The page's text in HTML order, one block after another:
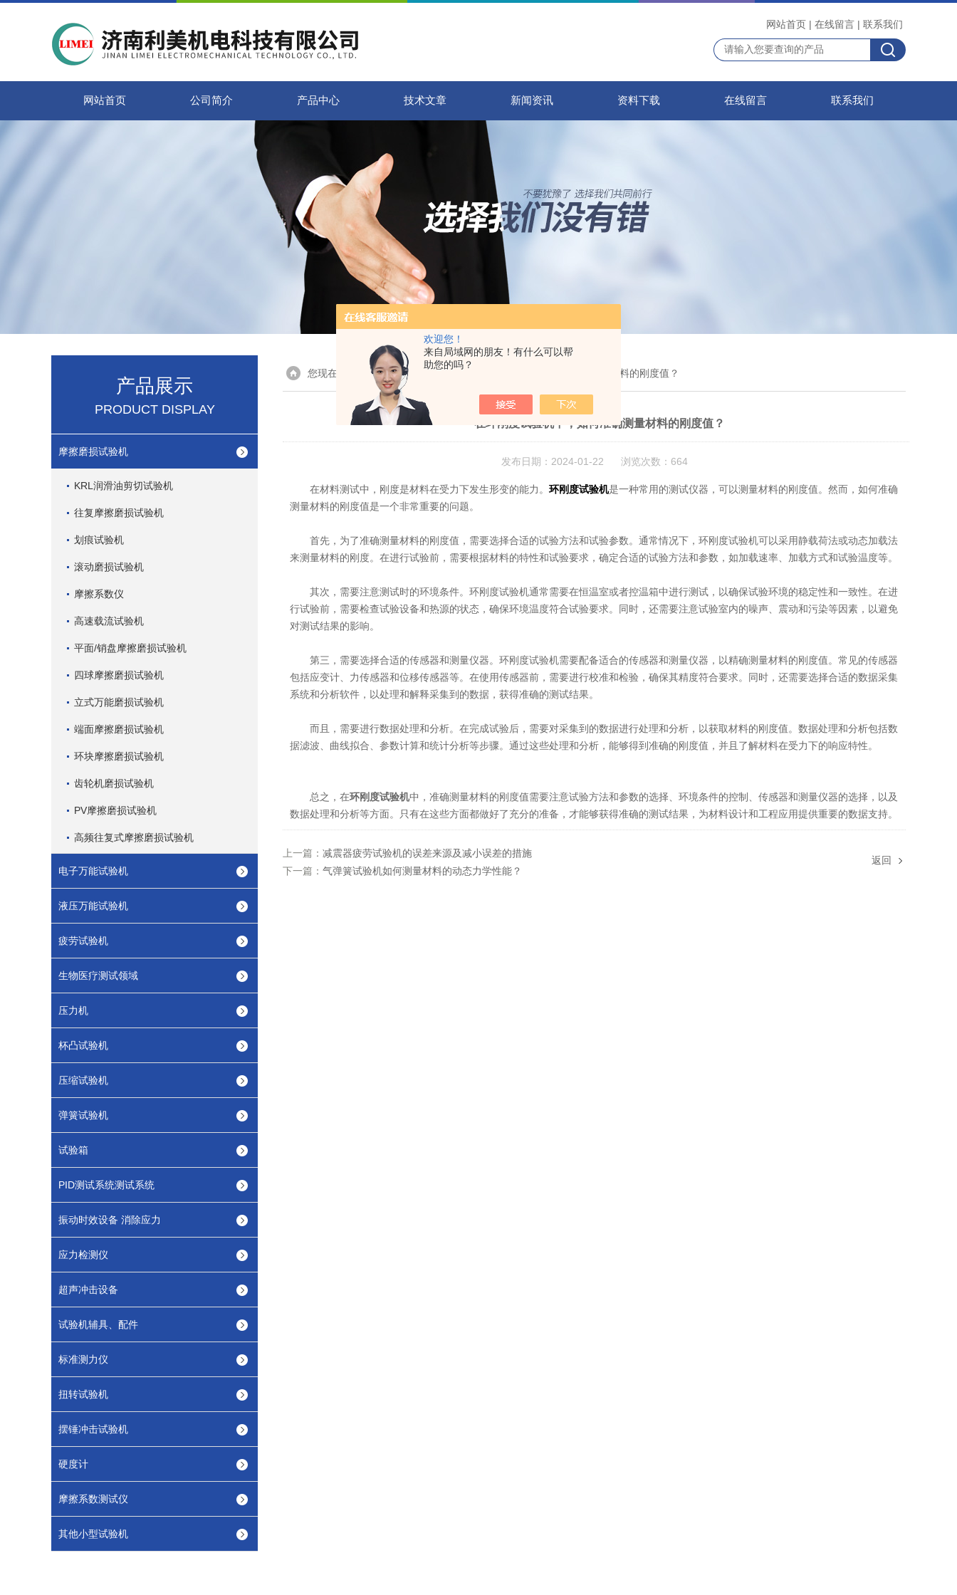
欢迎您！
来自局域网的朋友！有什么可以帮
助您的吗？
网站首页 | 在线留言 | 联系我们
网站首页 公司简介 产品中心 技术文章 新闻资讯 资料下载 在线留言 联系我们
产品展示
PRODUCT DISPLAY
摩擦磨损试验机
KRL润滑油剪切试验机
往复摩擦磨损试验机
划痕试验机
滚动磨损试验机
摩擦系数仪
高速载流试验机
平面/销盘摩擦磨损试验机
四球摩擦磨损试验机
立式万能磨损试验机
端面摩擦磨损试验机
环块摩擦磨损试验机
齿轮机磨损试验机
PV摩擦磨损试验机
高频往复式摩擦磨损试验机
电子万能试验机
液压万能试验机
疲劳试验机
生物医疗测试领域
压力机
杯凸试验机
压缩试验机
弹簧试验机
试验箱
PID测试系统测试系统
振动时效设备 消除应力
应力检测仪
超声冲击设备
试验机辅具、配件
标准测力仪
扭转试验机
摆锤冲击试验机
硬度计
摩擦系数测试仪
其他小型试验机
您现在的位置：首页> 新闻中心 > 在环刚度试验机中，如何准确测量材料的刚度值？
在环刚度试验机中，如何准确测量材料的刚度值？
发布日期：2024-01-22 浏览次数：664
在材料测试中，刚度是材料在受力下发生形变的能力。 环刚度试验机是一种常用的测试仪器，可以测量材料的刚度值。然而，如何准确
测量材料的刚度值是一个非常重要的问题。
首先，为了准确测量材料的刚度值，需要选择合适的试验方法和试验参数。通常情况下，环刚度试验机可以采用静载荷法或动态加载法
来测量材料的刚度。在进行试验前，需要根据材料的特性和试验要求，确定合适的试验方法和参数，如加载速率、加载方式和试验温度等。
其次，需要注意测试时的环境条件。环刚度试验机通常需要在恒温室或者控温箱中进行测试，以确保试验环境的稳定性和一致性。在进
行试验前，需要检查试验设备和热源的状态，确保环境温度符合试验要求。同时，还需要注意试验室内的噪声、震动和污染等因素，以避免
对测试结果的影响。
第三，需要选择合适的传感器和测量仪器。环刚度试验机需要配备适合的传感器和测量仪器，以精确测量材料的刚度值。常见的传感器
包括应变计、力传感器和位移传感器等。在使用传感器前，需要进行校准和检验，确保其精度符合要求。同时，还需要选择合适的数据采集
系统和分析软件，以处理和解释采集到的数据，获得准确的测试结果。
而且，需要进行数据处理和分析。在完成试验后，需要对采集到的数据进行处理和分析，以获取材料的刚度值。数据处理和分析包括数
据滤波、曲线拟合、参数计算和统计分析等步骤。通过这些处理和分析，能够得到准确的刚度值，并且了解材料在受力下的响应特性。
总之，在环刚度试验机中，准确测量材料的刚度值需要注意试验方法和参数的选择、环境条件的控制、传感器和测量仪器的选择，以及
数据处理和分析等方面。只有在这些方面都做好了充分的准备，才能够获得准确的测试结果，为材料设计和工程应用提供重要的数据支持。
上一篇： 减震器疲劳试验机的误差来源及减小误差的措施
下一篇： 气弹簧试验机如何测量材料的动态力学性能？
返回